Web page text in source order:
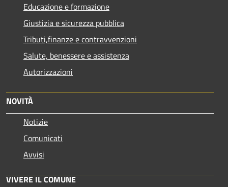
Educazione e formazione
Giustizia e sicurezza pubblica
Tributi,finanze e contravvenzioni
Salute, benessere e assistenza
Autorizzazioni
NOVITÀ
Notizie
Comunicati
Avvisi
VIVERE IL COMUNE